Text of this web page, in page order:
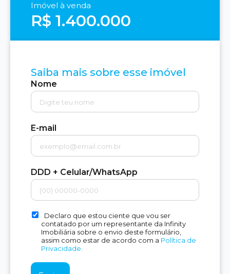
Imóvel à venda
R$ 1.400.000
Saiba mais sobre esse imóvel
Nome
E-mail
DDD + Celular/WhatsApp
Declaro que estou ciente que vou ser
contatado por um representante da Infinity
Imobiliária sobre o envio deste formulário,
assim como estar de acordo com a Política de
Privacidade.